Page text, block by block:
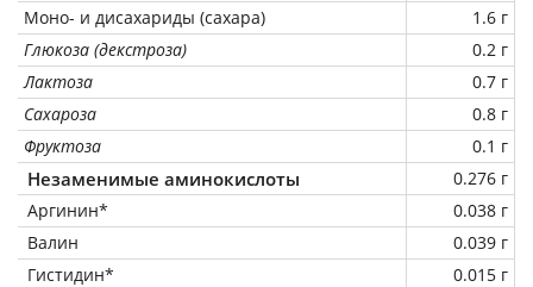
Моно- и дисахариды (сахара)
1.6 г
Глюкоза (декстроза)
0.2 г
Лактоза
0.7 г
Сахароза
0.8 г
Фруктоза
0.1 г
Незаменимые аминокислоты
0.276 г
Аргинин*
0.038 г
Валин
0.039 г
Гистидин*
0.015 г